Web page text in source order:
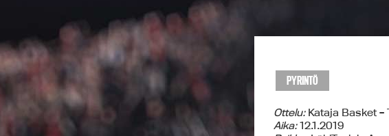
PYRINTÖ
Ottelu:Kataja Basket –
Aika:12.1.2019